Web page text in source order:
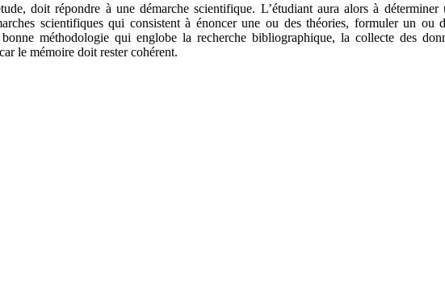
doit répondre à une démarche scientifique. L’étudiant aura alors à
scientifiques qui consistent à énoncer une ou des théories, formuler un ou
méthodologie qui englobe la recherche bibliographique, la collecte des
le mémoire doit rester cohérent.